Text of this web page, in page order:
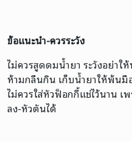
ข้อแนะนำ-ควรระวัง
ไม่ควรสูดดมน้ำยา ระวังอย่าให้
ห้ามกลืนกิน เก็บน้ำยาให้พ้นมื
ไม่ควรใส่หัวฟ็อกกี้แช่ไว้นาน เ
ลง-หัวตันได้